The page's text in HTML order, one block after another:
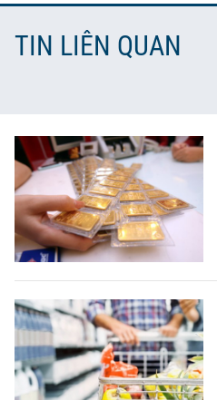
TIN LIÊN QUAN